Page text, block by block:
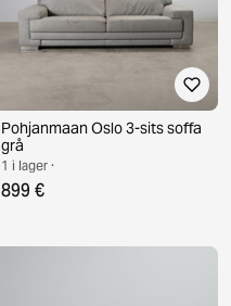
Pohjanmaan Oslo 3-sits soffa
grå
1 i lager ·
899 €